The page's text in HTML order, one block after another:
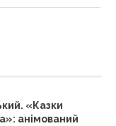
«Казки
анімований